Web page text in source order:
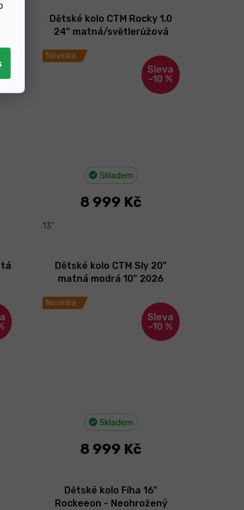
Novinka
–10 %
Dětské kolo CTM Rocky 1.0
24" matná/světlerůžová
Skladem
8 999 Kč
13"
Novinka
–10 %
Dětské kolo CTM Sly 20"
matná modrá 10" 2026
Skladem
8 999 Kč
Dětské kolo Fíha 16"
Rockeeon - Neohrožený